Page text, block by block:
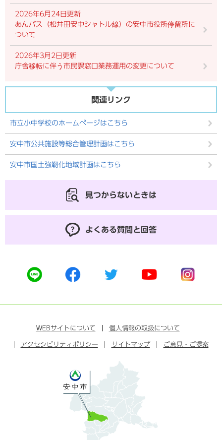
2026年6月24日更新
あんバス（松井田安中シャトル線）の安中市役所停留所に
ついて
2026年3月2日更新
庁舎移転に伴う市民課窓口業務運用の変更について
関連リンク
市立小中学校のホームページはこちら
安中市公共施設等総合管理計画はこちら
安中市国土強靭化地域計画はこちら
見つからないときは
よくある質問と回答
公
式
イ
公
式
ェ
ス
ッ
公
式
イ
タ
公
ー
ュ
ブ
公
式
ン
ラ
WEBサイトについて 個人情報の取扱について
アクセシビリティポリシー サイトマップ ご意見・ご提案